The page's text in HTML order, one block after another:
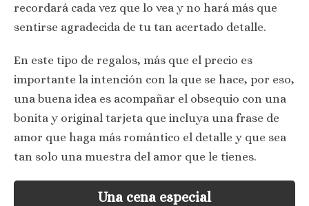
recordará cada vez que lo vea y no hará más que
sentirse agradecida de tu tan acertado detalle.
En este tipo de regalos, más que el precio es
importante la intención con la que se hace, por eso,
una buena idea es acompañar el obsequio con una
bonita y original tarjeta que incluya una frase de
amor que haga más romántico el detalle y que sea
tan solo una muestra del amor que le tienes.
Una cena especial